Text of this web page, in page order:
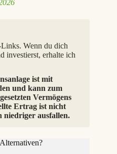
Wenn du dich
investierst, erhalte ich
ist mit
und kann zum
Vermögens
Ertrag ist nicht
niedriger ausfallen.